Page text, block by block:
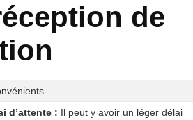
de
d’attente : Il peut y avoir un léger délai